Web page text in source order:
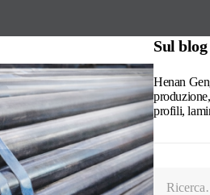
Sul blog
Henan
profili,